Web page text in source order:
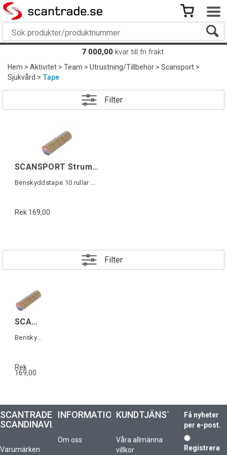
7 000,00 kvar till fri frakt
Hem>Aktivitet>Team>Utrustning/Tillbehör>Scansport>
Sjukvård>Tape
Filter
SCANSPORT Strumptape Transp 10-pack
Benskyddstape 10 rullar á 10m
Rek 169,00
Filter
SCANSPORT Strumptape Transp 10-pack
Benskyddstape 10 rullar á 10m
Rek
169,00
SCANTRADE
SCANDINAVIA
Varumärken
INFORMATION
Om oss
KUNDTJÄNST
Våra allmänna
villkor
Få nyheter
per e-post.
Registrera